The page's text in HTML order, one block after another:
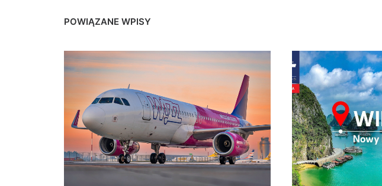
POWIĄZANE WPISY